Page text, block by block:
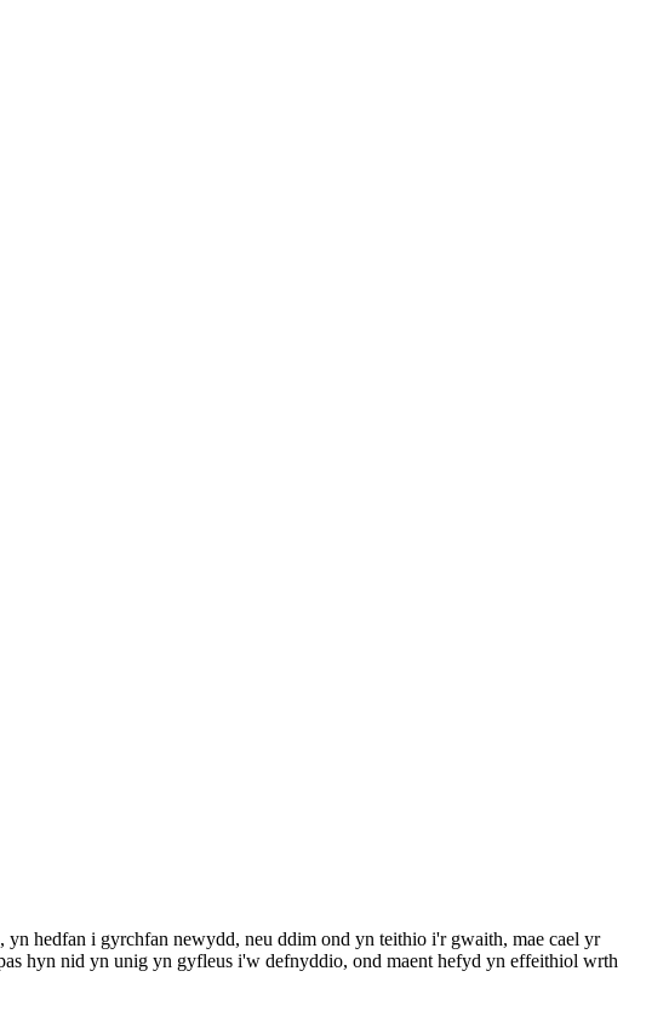
hedfan i gyrchfan newydd, neu ddim ond yn teithio i'r gwaith, mae cael yr
hyn nid yn unig yn gyfleus i'w defnyddio, ond maent hefyd yn effeithiol wrth